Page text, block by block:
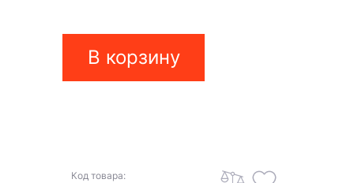
В корзину
Код товара: